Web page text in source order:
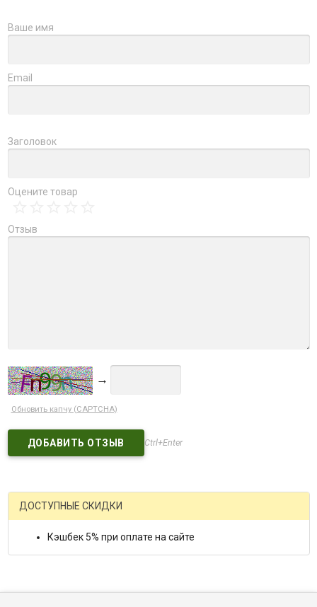
Ваше имя
Email
Заголовок
Оцените товар
Отзыв
→
Обновить капчу (CAPTCHA)
Ctrl+Enter
ДОСТУПНЫЕ СКИДКИ
Кэшбек 5% при оплате на сайте